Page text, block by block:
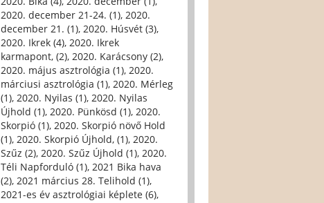
2020. december 21-24. (1), 2020.
december 21. (1), 2020. Húsvét (3),
2020. Ikrek (4), 2020. Ikrek
karmapont, (2), 2020. Karácsony (2),
2020. május asztrológia (1), 2020.
márciusi asztrológia (1), 2020. Mérleg
(1), 2020. Nyilas (1), 2020. Nyilas
Újhold (1), 2020. Pünkösd (1), 2020.
Skorpió (1), 2020. Skorpió növő Hold
(1), 2020. Skorpió Újhold, (1), 2020.
Szűz (2), 2020. Szűz Újhold (1), 2020.
Téli Napforduló (1), 2021 Bika hava
(2), 2021 március 28. Telihold (1),
2021-es év asztrológiai képlete (6),